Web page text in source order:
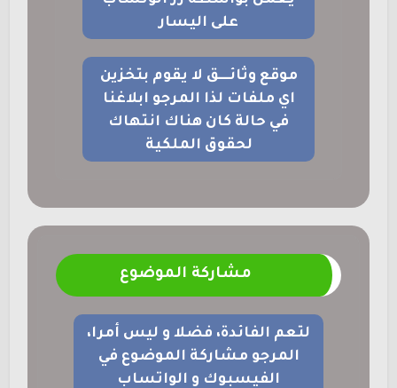
على اليسار
موقع وثائــــق لا يقوم بتخزين
اي ملفات لذا المرجو ابلاغنا
في حالة كان هناك انتهاك
لحقوق الملكية
مشاركة الموضوع
لتعم الفائدة، فضلا و ليس أمرا،
المرجو مشاركة الموضوع في
الفيسبوك و الواتساب